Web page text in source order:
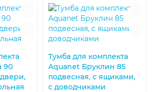
90
Тумба для комплекта
Aquanet Бруклин 85
подвесная, с ящиками,
с доводчиками